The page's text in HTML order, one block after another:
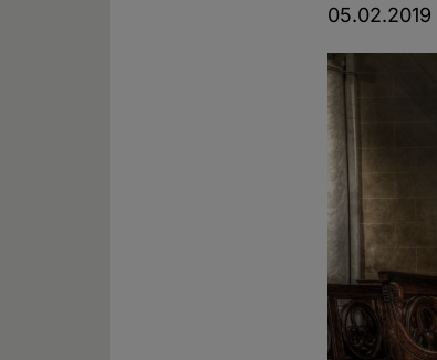
05.02.2019